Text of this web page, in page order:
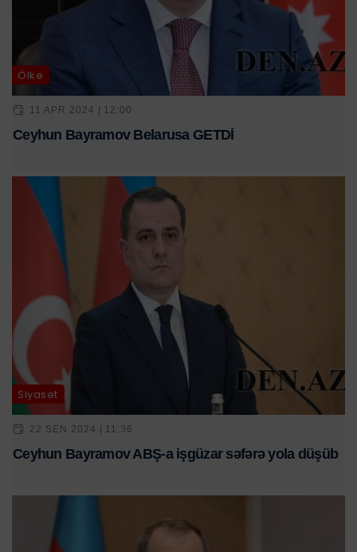
Ölkə
11 APR 2024 | 12:00
Ceyhun Bayramov Belarusa GETDİ
Siyasət
22 SEN 2024 | 11:36
Ceyhun Bayramov ABŞ-a işgüzar səfərə yola düşüb